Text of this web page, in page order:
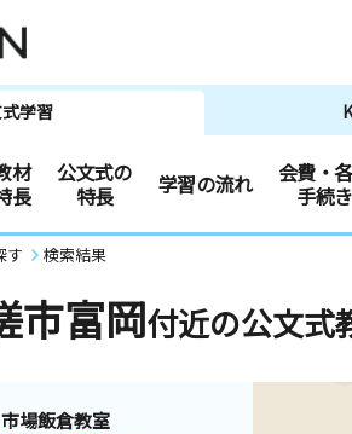
学習
材
長
公文式の
特長
学習の流れ
会費・
手続き
す 検索結果
市富岡付近の公文式
場飯倉教室